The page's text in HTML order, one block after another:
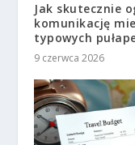
Jak skutecznie
komunikację
typowych
9 czerwca 2026